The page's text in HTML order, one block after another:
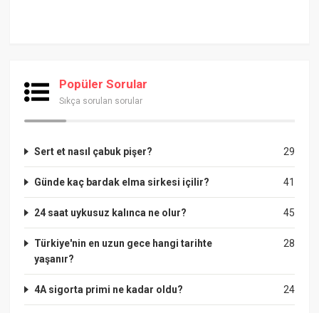
Popüler Sorular
Sıkça sorulan sorular
29
Sert et nasıl çabuk pişer?
41
Günde kaç bardak elma sirkesi içilir?
45
24 saat uykusuz kalınca ne olur?
28
Türkiye'nin en uzun gece hangi tarihte
yaşanır?
24
4A sigorta primi ne kadar oldu?